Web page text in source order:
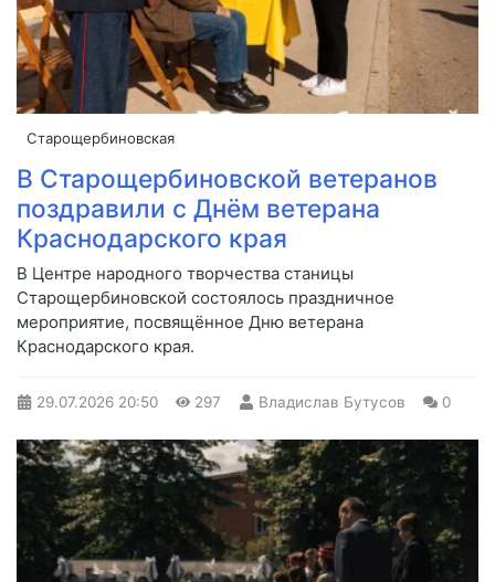
Старощербиновская
В Старощербиновской ветеранов
поздравили с Днём ветерана
Краснодарского края
В Центре народного творчества станицы
Старощербиновской состоялось праздничное
мероприятие, посвящённое Дню ветерана
Краснодарского края.
29.07.2026 20:50 297 Владислав Бутусов 0